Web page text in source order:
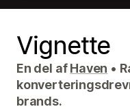
Vignette
En del afHaven •
brands.